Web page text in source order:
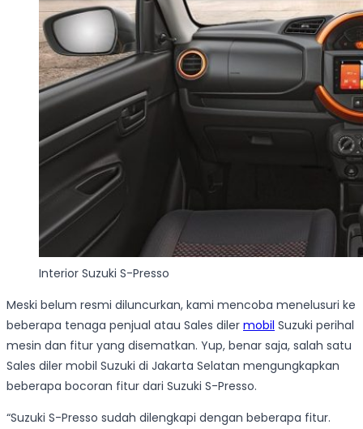
Interior Suzuki S-Presso
Meski belum resmi diluncurkan, kami mencoba menelusuri ke
beberapa tenaga penjual atau Sales diler mobil Suzuki perihal
mesin dan fitur yang disematkan. Yup, benar saja, salah satu
Sales diler mobil Suzuki di Jakarta Selatan mengungkapkan
beberapa bocoran fitur dari Suzuki S-Presso.
“Suzuki S-Presso sudah dilengkapi dengan beberapa fitur.